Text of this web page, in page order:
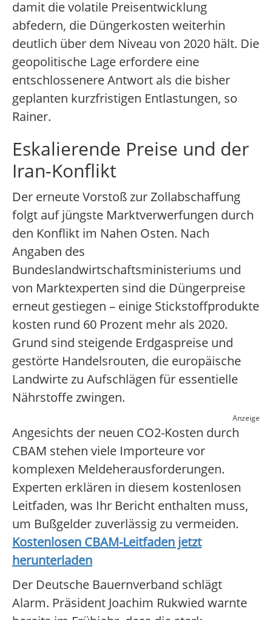
damit die volatile Preisentwicklung
abfedern, die Düngerkosten weiterhin
deutlich über dem Niveau von 2020 hält. Die
geopolitische Lage erfordere eine
entschlossenere Antwort als die bisher
geplanten kurzfristigen Entlastungen, so
Rainer.
Eskalierende Preise und der
Iran-Konflikt
Der erneute Vorstoß zur Zollabschaffung
folgt auf jüngste Marktverwerfungen durch
den Konflikt im Nahen Osten. Nach
Angaben des
Bundeslandwirtschaftsministeriums und
von Marktexperten sind die Düngerpreise
erneut gestiegen – einige Stickstoffprodukte
kosten rund 60 Prozent mehr als 2020.
Grund sind steigende Erdgaspreise und
gestörte Handelsrouten, die europäische
Landwirte zu Aufschlägen für essentielle
Nährstoffe zwingen.
Anzeige
Angesichts der neuen CO2-Kosten durch
CBAM stehen viele Importeure vor
komplexen Meldeherausforderungen.
Experten erklären in diesem kostenlosen
Leitfaden, was Ihr Bericht enthalten muss,
um Bußgelder zuverlässig zu vermeiden.
Kostenlosen CBAM-Leitfaden jetzt
herunterladen
Der Deutsche Bauernverband schlägt
Alarm. Präsident Joachim Rukwied warnte